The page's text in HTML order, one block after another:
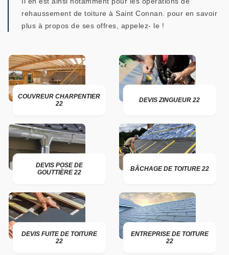
rehaussement de toiture à Saint Connan. pour en savoir
plus à propos de ses offres, appelez- le !
COUVREUR CHARPENTIER
22
DEVIS ZINGUEUR 22
DEVIS POSE DE
GOUTTIÈRE 22
BÂCHAGE DE TOITURE 22
DEVIS FUITE DE TOITURE
22
ENTREPRISE DE TOITURE
22